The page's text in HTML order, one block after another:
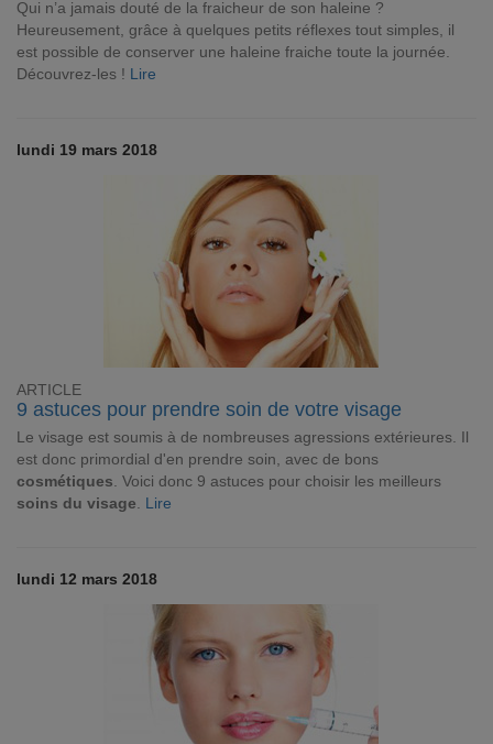
Qui n’a jamais douté de la fraicheur de son haleine ?
Heureusement, grâce à quelques petits réflexes tout simples, il
est possible de conserver une haleine fraiche toute la journée.
Découvrez-les ! Lire
lundi 19 mars 2018
ARTICLE
9 astuces pour prendre soin de votre visage
Le visage est soumis à de nombreuses agressions extérieures. Il
est donc primordial d'en prendre soin, avec de bons
cosmétiques . Voici donc 9 astuces pour choisir les meilleurs
soins du visage
Lire
lundi 12 mars 2018